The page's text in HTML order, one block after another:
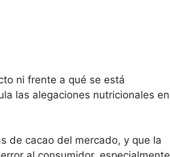
ni frente a qué se está
las alegaciones nutricionales en
de cacao del mercado, y que la